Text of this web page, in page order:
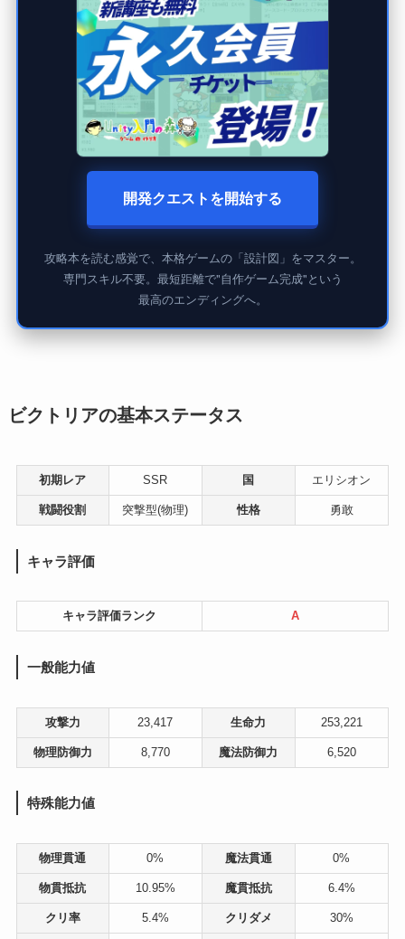
開発クエストを開始する
攻略本を読む感覚で、本格ゲームの「設計図」をマスター。
専門スキル不要。最短距離で"自作ゲーム完成"という
最高のエンディングへ。
ビクトリアの基本ステータス
初期レア SSR 国 エリシオン
戦闘役割 突撃型(物理) 性格 勇敢
キャラ評価
キャラ評価ランク A
一般能力値
攻撃力 23,417 生命力 253,221
物理防御力 8,770 魔法防御力 6,520
特殊能力値
物理貫通 0% 魔法貫通 0%
物貫抵抗 10.95% 魔貫抵抗 6.4%
クリ率 5.4% クリダメ 30%